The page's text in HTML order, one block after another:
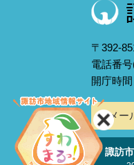
〒392-
電話番
開庁時
メー
諏訪